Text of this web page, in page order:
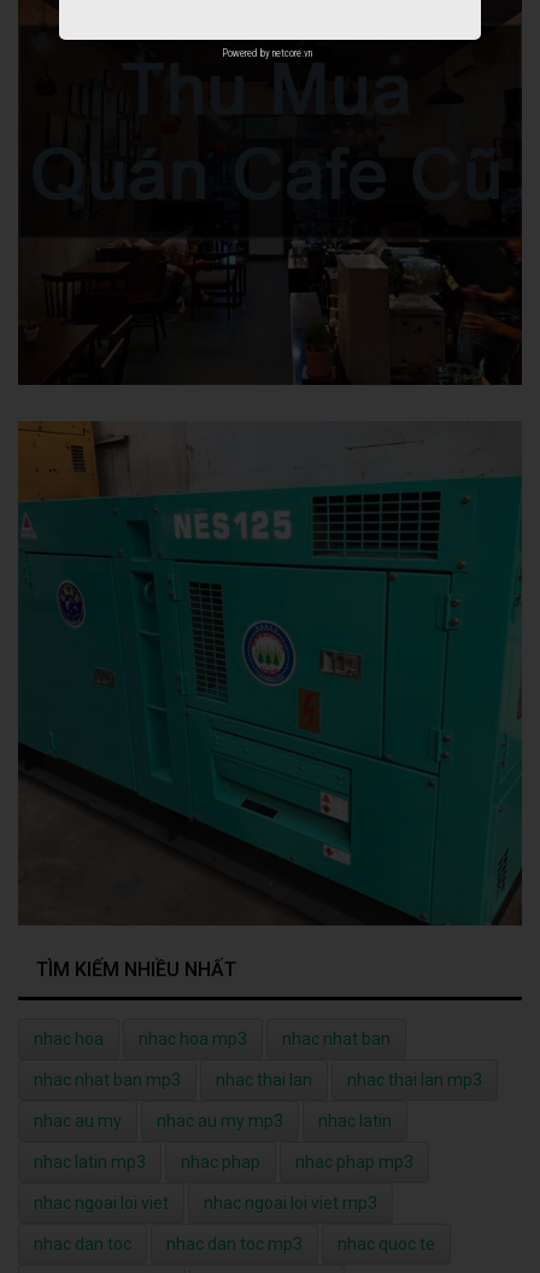
TÌM KIẾM NHIỀU NHẤT
nhac hoa nhac hoa mp3 nhac nhat ban
nhac nhat ban mp3 nhac thai lan nhac thai lan mp3
nhac au my nhac au my mp3 nhac latin
nhac latin mp3 nhac phap nhac phap mp3
nhac ngoai loi viet nhac ngoai loi viet mp3
nhac dan toc nhac dan toc mp3 nhac quoc te
Powered by netcore.vn